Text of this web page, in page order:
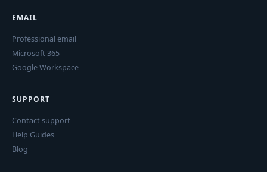
EMAIL
Professional email
Microsoft 365
Google Workspace
SUPPORT
Contact support
Help Guides
Blog